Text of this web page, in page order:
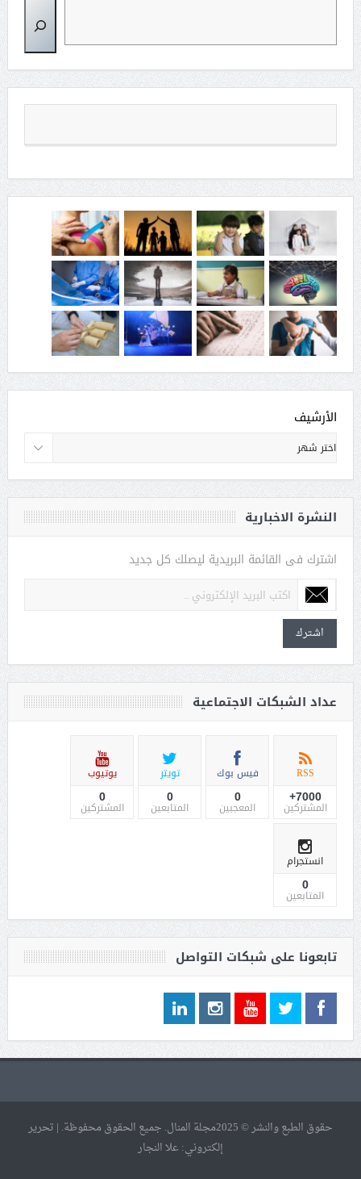
الأرشيف
النشرة الاخبارية
اشترك فى القائمة البريدية ليصلك كل جديد
اشترك
عداد الشبكات الاجتماعية
RSS
7000+
المشتركين
فيس بوك
0
المعجبين
تويتر
0
المتابعين
يوتيوب
0
المشتركين
انستجرام
0
المتابعين
تابعونا على شبكات التواصل
حقوق الطبع والنشر © 2025مجلة المنال. جميع الحقوق محفوظة. | تحرير
إلكتروني: علا النجار